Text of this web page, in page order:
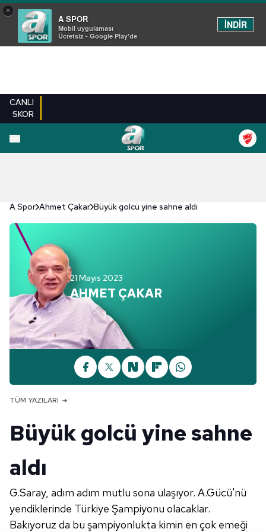
×
A SPOR
Mobil uygulaması
Ücretsiz - Google Play'de
İNDİR
CANLI
SKOR
A Spor Ahmet Çakar Büyük golcü yine sahne aldı
21 Mayıs 2023
AHMET ÇAKAR
TÜM YAZILARI
Büyük golcü yine sahne
aldı
G.Saray, adım adım mutlu sona ulaşıyor. A.Gücü'nü
yendiklerinde Türkiye Şampiyonu olacaklar.
Bakıyoruz da bu şampiyonlukta kimin en çok emeği